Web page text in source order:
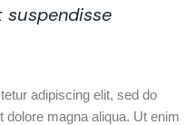
suspendisse
adipiscing elit, sed do
dolore magna aliqua. Ut enim